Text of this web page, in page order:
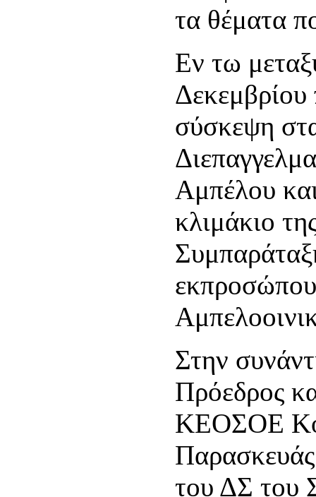
τα θέματα
Εν τω
σύσκεψη
Αμπέλου
κλιμάκιο
Στην
Πρόεδρος
ΚΕΟΣΟΕ
του ΔΣ του